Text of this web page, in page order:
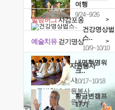
여행
9/24~9/26
건강명상법
스..
10/9~10/10
내면혁명워
크..
10/17~10/18
황금변캠프
17기
예술치유걷기명상 >
힐링허그사감포옹 >
'옹달샘의 꽃'자원봉사
· 청년 자원봉사
· 금빛청년 자원봉사
· 음식연구 자원봉사